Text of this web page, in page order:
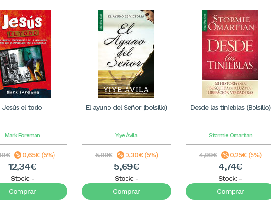
Jesús el todo
Mark Foreman
0,65€ (5%)
12,34€
Stock: -
Comprar
El ayuno del Señor (bolsillo)
Yiye Ávila
5,99€ 0,30€ (5%)
5,69€
Stock: -
Comprar
Desde las tinieblas (Bolsillo)
Stormie Omartian
4,99€ 0,25€ (5%)
4,74€
Stock: -
Comprar